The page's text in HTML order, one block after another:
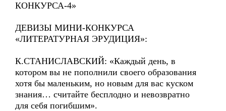
КОНКУРСА-4»
ДЕВИЗЫ МИНИ-КОНКУРСА
«ЛИТЕРАТУРНАЯ ЭРУДИЦИЯ»:
К.СТАНИСЛАВСКИЙ: «Каждый день, в
котором вы не пополнили своего образования
хотя бы маленьким, но новым для вас куском
знания… считайте бесплодно и невозвратно
для себя погибшим».